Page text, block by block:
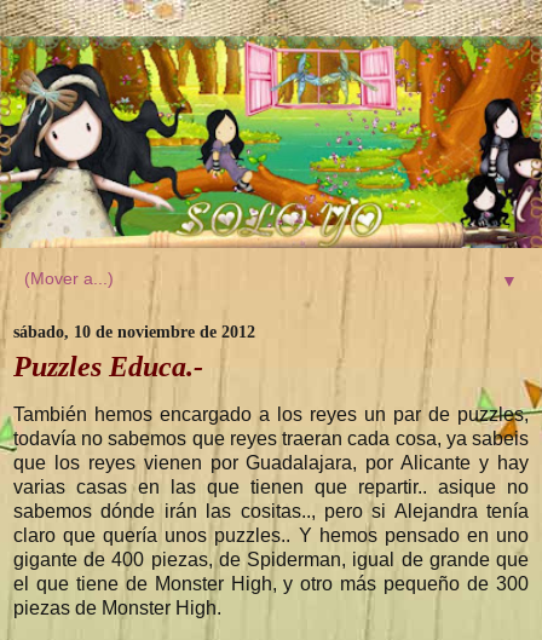
▼
sábado, 10 de noviembre de 2012
Puzzles Educa.-
También hemos encargado a los reyes un par de puzzles,
todavía no sabemos que reyes traeran cada cosa, ya sabeis
que los reyes vienen por Guadalajara, por Alicante y hay
varias casas en las que tienen que repartir.. asique no
sabemos dónde irán las cositas.., pero si Alejandra tenía
claro que quería unos puzzles.. Y hemos pensado en uno
gigante de 400 piezas, de Spiderman, igual de grande que
el que tiene de Monster High, y otro más pequeño de 300
piezas de Monster High.